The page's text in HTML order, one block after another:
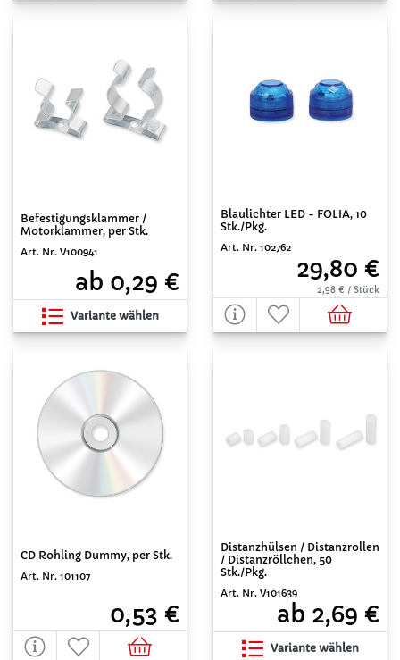
Befestigungsklammer /
Motorklammer, per Stk.
Art. Nr. V100941
ab 0,29 €
Variante wählen
Blaulichter LED - FOLIA, 10
Stk./Pkg.
Art. Nr. 102762
29,80 €
2,98 € / Stück
CD Rohling Dummy, per Stk.
Art. Nr. 101107
0,53 €
Distanzhülsen / Distanzrollen
/ Distanzröllchen, 50
Stk./Pkg.
Art. Nr. V101639
ab 2,69 €
Variante wählen